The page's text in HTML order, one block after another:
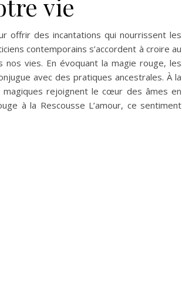
vie
offrir des incantations qui nourrissent les
contemporains s’accordent à croire au
nos vies. En évoquant la magie rouge, les
avec des pratiques ancestrales. À la
rejoignent le cœur des âmes en
à la Rescousse L’amour, ce sentiment